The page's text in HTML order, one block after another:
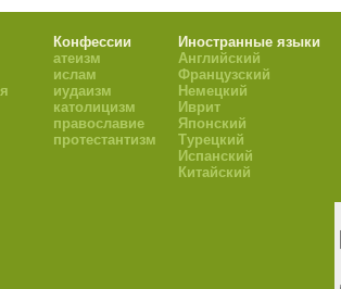
Конфессии
атеизм
ислам
иудаизм
католицизм
православие
протестантизм
Иностранные языки
Английский
Французский
Немецкий
Иврит
Японский
Турецкий
Испанский
Китайский